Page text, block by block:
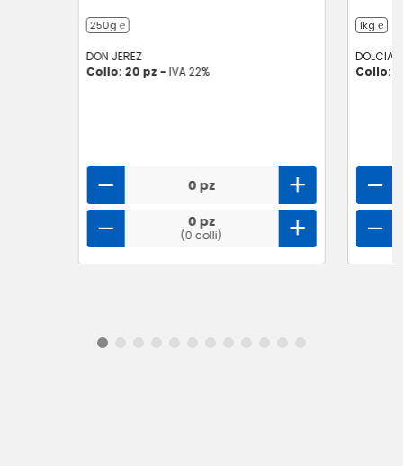
250g ℮
DON JEREZ
Collo: 20 pz - IVA 22%
0 pz
0 pz
(0 colli)
1kg ℮
Collo: